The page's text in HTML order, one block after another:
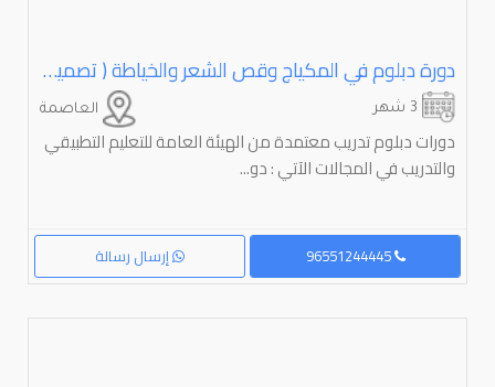
دورة دبلوم في المكياج وقص الشعر والخياطة ( تصميم الأزياء والموضة ) وشهادة الرخصة الدولية ⁦⁦ICDL⁩⁩
العاصمة
دورات دبلوم تدريب معتمدة من الهيئة العامة للتعليم التطبيقي
والتدريب في المجالات الآتي : دو...
إرسال رسالة 96551244445